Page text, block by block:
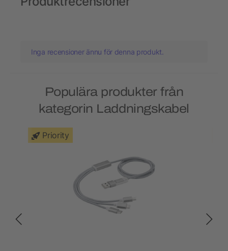
Inga recensioner ännu för denna produkt.
Populära produkter från
kategorin Laddningskabel
Priority